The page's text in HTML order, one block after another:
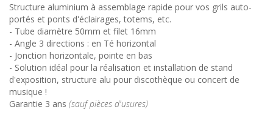
Structure aluminium à assemblage rapide pour vos grils auto-
portés et ponts d'éclairages, totems, etc.
- Tube diamètre 50mm et filet 16mm
- Angle 3 directions : en Té horizontal
- Jonction horizontale, pointe en bas
- Solution idéal pour la réalisation et installation de stand
d'exposition, structure alu pour discothèque ou concert de
musique !
Garantie 3 ans (sauf pièces d'usures)